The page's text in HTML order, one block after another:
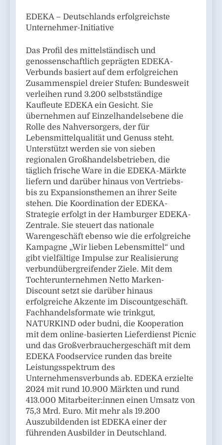
EDEKA – Deutschlands erfolgreichste
Unternehmer-Initiative
Das Profil des mittelständisch und
genossenschaftlich geprägten EDEKA-
Verbunds basiert auf dem erfolgreichen
Zusammenspiel dreier Stufen: Bundesweit
verleihen rund 3.200 selbstständige
Kaufleute EDEKA ein Gesicht. Sie
übernehmen auf Einzelhandelsebene die
Rolle des Nahversorgers, der für
Lebensmittelqualität und Genuss steht.
Unterstützt werden sie von sieben
regionalen Großhandelsbetrieben, die
täglich frische Ware in die EDEKA-Märkte
liefern und darüber hinaus von Vertriebs-
bis zu Expansionsthemen an ihrer Seite
stehen. Die Koordination der EDEKA-
Strategie erfolgt in der Hamburger EDEKA-
Zentrale. Sie steuert das nationale
Warengeschäft ebenso wie die erfolgreiche
Kampagne „Wir lieben Lebensmittel“ und
gibt vielfältige Impulse zur Realisierung
verbundübergreifender Ziele. Mit dem
Tochterunternehmen Netto Marken-
Discount setzt sie darüber hinaus
erfolgreiche Akzente im Discountgeschäft.
Fachhandelsformate wie trinkgut,
NATURKIND oder budni, die Kooperation
mit dem online-basierten Lieferdienst Picnic
und das Großverbrauchergeschäft mit dem
EDEKA Foodservice runden das breite
Leistungsspektrum des
Unternehmensverbunds ab. EDEKA erzielte
2024 mit rund 10.900 Märkten und rund
413.000 Mitarbeiter:innen einen Umsatz von
75,3 Mrd. Euro. Mit mehr als 19.200
Auszubildenden ist EDEKA einer der
führenden Ausbilder in Deutschland.